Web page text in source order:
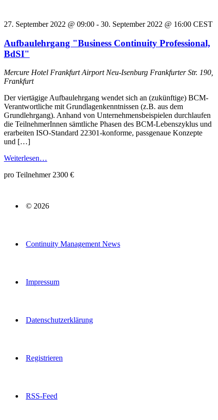
27. September 2022 @ 09:00 - 30. September 2022 @ 16:00 CEST
Aufbaulehrgang "Business Continuity Professional,
BdSI"
Mercure Hotel Frankfurt Airport Neu-Isenburg Frankfurter Str. 190,
Frankfurt
Der viertägige Aufbaulehrgang wendet sich an (zukünftige) BCM-
Verantwortliche mit Grundlagenkenntnissen (z.B. aus dem
Grundlehrgang). Anhand von Unternehmensbeispielen durchlaufen
die TeilnehmerInnen sämtliche Phasen des BCM-Lebenszyklus und
erarbeiten ISO-Standard 22301-konforme, passgenaue Konzepte
und […]
Weiterlesen…
pro Teilnehmer 2300 €
© 2026
Continuity Management News
Impressum
Datenschutzerklärung
Registrieren
RSS-Feed